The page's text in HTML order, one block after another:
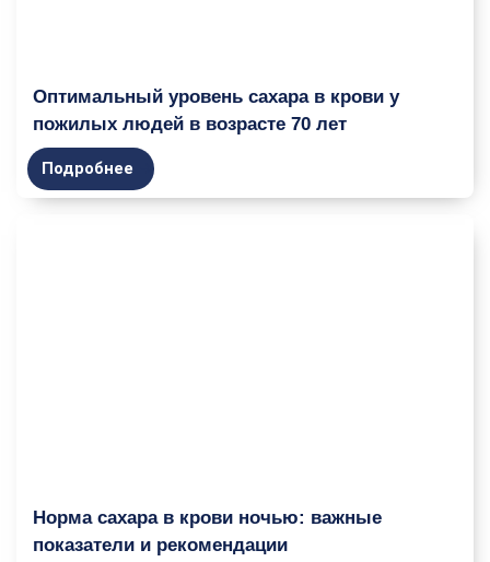
Оптимальный уровень сахара в крови у
пожилых людей в возрасте 70 лет
Подробнее
Норма сахара в крови ночью: важные
показатели и рекомендации